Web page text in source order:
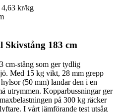
4,63 kr/kg
Skivstång 183 cm
cm-stång som ger tydlig
Med 15 kg vikt, 28 mm grepp
(50 mm) landar den i en
utrymmen. Kopparbussningar ger
på 300 kg räcker
I vårt jämförande test utsåg